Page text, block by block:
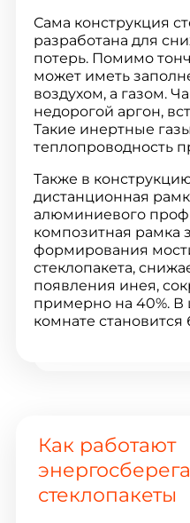
Сама конструкция
разработана для
потерь. Помимо
может иметь
воздухом, а газом.
недорогой аргон,
Такие инертные
теплопроводность
Также в
дистанционная
алюминиевого
композитная рамка
формирования
стеклопакета,
появления инея,
примерно на 40%.
комнате
Как работают
стеклопакеты